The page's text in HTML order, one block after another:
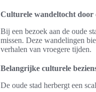
Culturele wandeltocht door
Bij een bezoek aan de oude
missen. Deze wandelingen
verhalen van vroegere tijden.
Belangrijke culturele
De oude stad herbergt een